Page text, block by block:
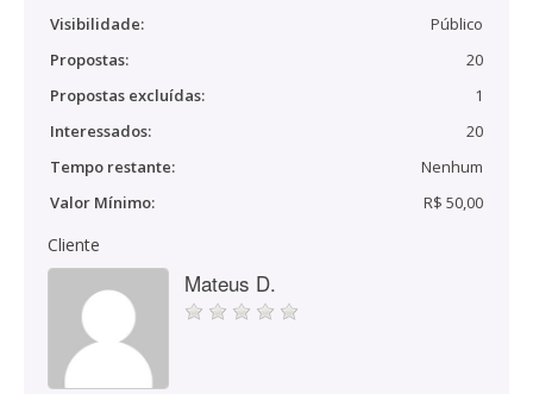
Visibilidade:
Público
Propostas:
20
Propostas excluídas:
1
Interessados:
20
Tempo restante:
Nenhum
Valor Mínimo:
R$ 50,00
Cliente
Mateus D.